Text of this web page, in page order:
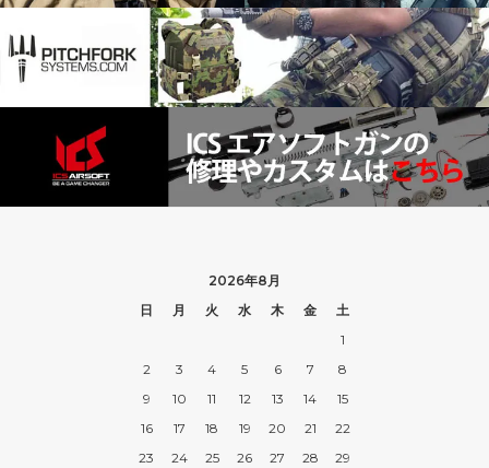
2026年8月
日
月 火 水 木 金
土
1
2
3 4 5 6 7
8
9
10 11 12 13 14
15
16
17 18 19 20 21
22
23
24 25 26 27 28
29